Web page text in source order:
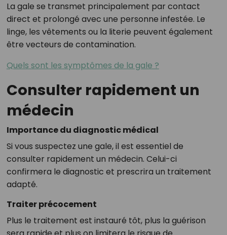
La gale se transmet principalement par contact
direct et prolongé avec une personne infestée. Le
linge, les vêtements ou la literie peuvent également
être vecteurs de contamination.
Quels sont les symptômes de la gale ?
Consulter rapidement un
médecin
Importance du diagnostic médical
Si vous suspectez une gale, il est essentiel de
consulter rapidement un médecin. Celui-ci
confirmera le diagnostic et prescrira un traitement
adapté.
Traiter précocement
Plus le traitement est instauré tôt, plus la guérison